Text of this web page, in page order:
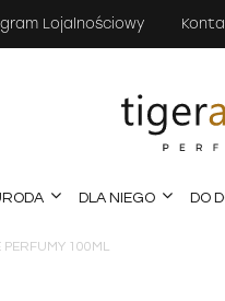
Lojalnościowy
DLA NIEGO DO
PERFUMY 100ML